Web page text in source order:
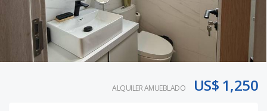
ALQUILER AMUEBLADO US$ 1,250